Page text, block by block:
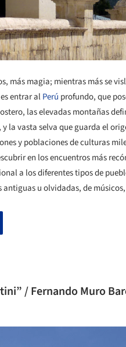
más magia; mientras más se
entrar alPerú profundo, que
las elevadas montañas
la vasta selva que guarda el
y poblaciones de culturas
en los encuentros más
a los diferentes tipos de
antiguas u olvidadas, de
/ Fernando Muro